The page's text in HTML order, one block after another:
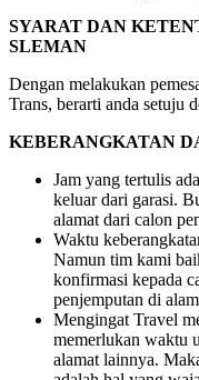
SYARAT DAN
SLEMAN
Dengan melakukan
Trans, berarti anda setuju
KEBERANGKATAN
Jam yang tertulis
keluar dari garasi.
alamat dari calon
Waktu
Namun tim kami
konfirmasi kepada
penjemputan di
Mengingat Travel
memerlukan waktu
alamat lainnya.